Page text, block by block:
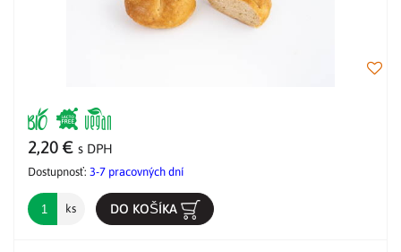
2,20 € s DPH
Dostupnosť: 3-7 pracovných dní
ks DO KOŠÍKA